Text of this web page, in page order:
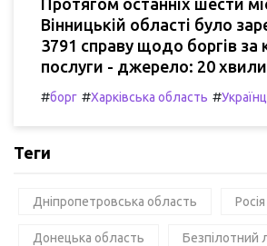
Протягом останніх шести
Вінницькій області було
3791 справу щодо боргів за
послуги - джерело: 20
#борг #Харківська область #
Теги
Дніпропетровська область Росія
Донецька область Безпілотний